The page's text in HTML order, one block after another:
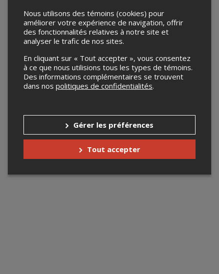
Nous utilisons des témoins (cookies) pour
améliorer votre expérience de navigation, offrir
des fonctionnalités relatives à notre site et
analyser le trafic de nos sites.
En cliquant sur « Tout accepter », vous consentez
à ce que nous utilisions tous les types de témoins.
Des informations complémentaires se trouvent
dans nos politiques de confidentialités.
Gérer les préférences
Tout accepter